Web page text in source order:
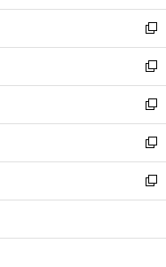
開
く
ウ
で
開
く
ン
ド
ウ
で
開
く
ウ
ィ
ン
ド
ウ
で
開
く
新
し
い
ウ
ィ
ン
ド
ウ
で
開
新
し
い
ウ
ィ
ン
ド
ウ
開
新
し
い
ウ
ィ
ン
ウ
新
し
い
ウ
ン
新
し
ウ